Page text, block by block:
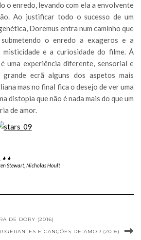
o enredo, levando com ela a envolvente
Ao justificar todo o sucesso de um
Doremus entra num caminho que
o enredo a exageros e a
e a curiosidade do filme. À
é uma experiência diferente, sensorial e
ecrã alguns dos aspetos mais
mas no final fica o desejo de ver uma
distopia que não é nada mais do que um
de amor.
★★
Stewart, Nicholas Hoult
DE DORY (2016)
E CANÇÕES DE AMOR (2016)